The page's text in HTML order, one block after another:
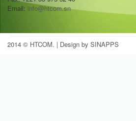
Email: info@htcom.sn
2014 © HTCOM. | Design by SINAPPS